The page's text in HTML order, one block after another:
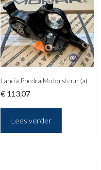
Lancia Phedra Motorsteun (a)
€ 113,07
Lees verder